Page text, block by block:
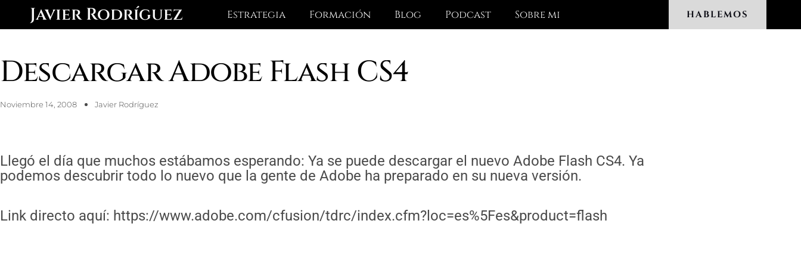
Javier Rodríguez Estrategia Formación Blog Podcast Sobre mi HABLEMOS
Descargar Adobe Flash CS4
Noviembre 14, 2008 Javier Rodríguez
Llegó el día que muchos estábamos esperando: Ya se puede descargar el nuevo Adobe Flash CS4. Ya
podemos descubrir todo lo nuevo que la gente de Adobe ha preparado en su nueva versión.
Link directo aquí: https://www.adobe.com/cfusion/tdrc/index.cfm?loc=es%5Fes&product=flash